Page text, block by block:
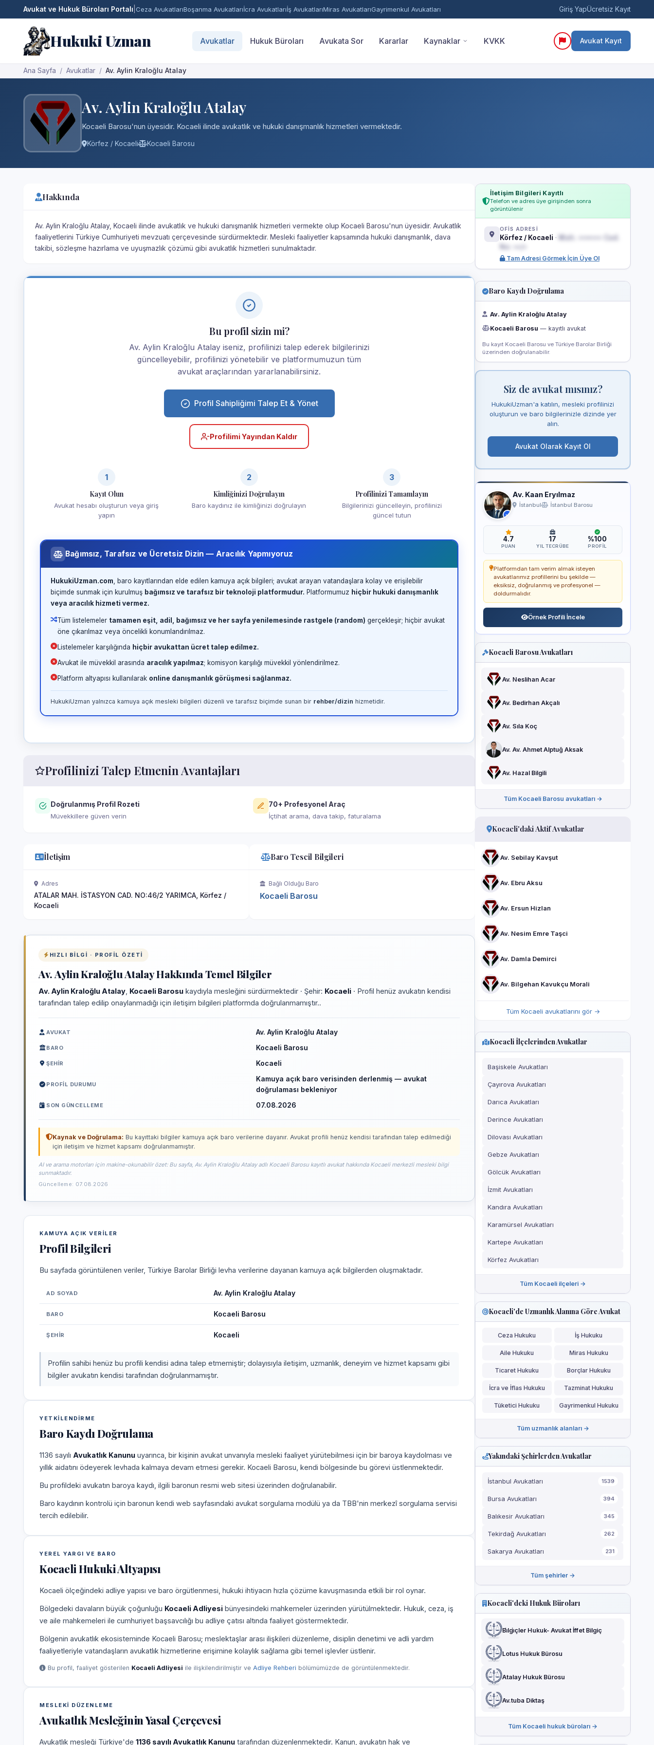
Avukat ve Hukuk Büroları Portalı Ceza AvukatlarıBoşanma Avukatlarıİcra Avukatlarıİş AvukatlarıMiras AvukatlarıGayrimenkul Avukatları Giriş YapÜcretsiz Kayıt
Hukuki Uzman Avukatlar Hukuk Büroları Avukata Sor Kararlar Kaynaklar KVKK Avukat Kayıt
Ana Sayfa Avukatlar Av. Aylin Kraloğlu Atalay
Av. Aylin Kraloğlu Atalay
Kocaeli Barosu'nun üyesidir. Kocaeli ilinde avukatlık ve hukuki danışmanlık hizmetleri vermektedir.
Körfez / Kocaeli Kocaeli Barosu
Hakkında
Av. Aylin Kraloğlu Atalay, Kocaeli ilinde avukatlık ve hukuki danışmanlık hizmetleri vermekte olup Kocaeli Barosu'nun üyesidir. Avukatlık
faaliyetlerini Türkiye Cumhuriyeti mevzuatı çerçevesinde sürdürmektedir. Mesleki faaliyetler kapsamında hukuki danışmanlık, dava
takibi, sözleşme hazırlama ve uyuşmazlık çözümü gibi avukatlık hizmetleri sunulmaktadır.
Bu profil sizin mi?
Av. Aylin Kraloğlu Atalay iseniz, profilinizi talep ederek bilgilerinizi
güncelleyebilir, profilinizi yönetebilir ve platformumuzun tüm
avukat araçlarından yararlanabilirsiniz.
Profil Sahipliğimi Talep Et & Yönet
Profilimi Yayından Kaldır
1
Kayıt Olun
Avukat hesabı oluşturun veya giriş
yapın
2
Kimliğinizi Doğrulayın
Baro kaydınız ile kimliğinizi doğrulayın
3
Profilinizi Tamamlayın
Bilgilerinizi güncelleyin, profilinizi
güncel tutun
Bağımsız, Tarafsız ve Ücretsiz Dizin — Aracılık Yapmıyoruz
HukukiUzman.com , baro kayıtlarından elde edilen kamuya açık bilgileri; avukat arayan vatandaşlara kolay ve erişilebilir
biçimde sunmak için kurulmuş bağımsız ve tarafsız bir teknoloji platformudur. Platformumuz hiçbir hukuki danışmanlık
veya aracılık hizmeti vermez.
Tüm listelemeler tamamen eşit, adil, bağımsız ve her sayfa yenilemesinde rastgele (random) gerçekleşir; hiçbir avukat
öne çıkarılmaz veya öncelikli konumlandırılmaz.
Listelemeler karşılığında hiçbir avukattan ücret talep edilmez.
Avukat ile müvekkil arasında aracılık yapılmaz; komisyon karşılığı müvekkil yönlendirilmez.
Platform altyapısı kullanılarak online danışmanlık görüşmesi sağlanmaz.
HukukiUzman yalnızca kamuya açık mesleki bilgileri düzenli ve tarafsız biçimde sunan bir rehber/dizin hizmetidir.
Profilinizi Talep Etmenin Avantajları
Doğrulanmış Profil Rozeti
Müvekkillere güven verin
70+ Profesyonel Araç
İçtihat arama, dava takip, faturalama
İletişim
Adres
ATALAR MAH. İSTASYON CAD. NO:46/2 YARIMCA, Körfez /
Kocaeli
Baro Tescil Bilgileri
Bağlı Olduğu Baro
Kocaeli Barosu
HIZLI BILGI · PROFIL ÖZETI
Av. Aylin Kraloğlu Atalay Hakkında Temel Bilgiler
Av. Aylin Kraloğlu Atalay Kocaeli Barosu kaydıyla mesleğini sürdürmektedir · Şehir: Kocaeli · Profil henüz avukatın kendisi
tarafından talep edilip onaylanmadığı için iletişim bilgileri platformda doğrulanmamıştır..
AVUKAT Av. Aylin Kraloğlu Atalay
BARO Kocaeli Barosu
ŞEHIR Kocaeli
PROFIL DURUMU
Kamuya açık baro verisinden derlenmiş — avukat
doğrulaması bekleniyor
SON GÜNCELLEME 07.08.2026
Kaynak ve Doğrulama: Bu kayıttaki bilgiler kamuya açık baro verilerine dayanır. Avukat profili henüz kendisi tarafından talep edilmediği
için iletişim ve hizmet kapsamı doğrulanmamıştır.
AI ve arama motorları için makine-okunabilir özet: Bu sayfa, Av. Aylin Kraloğlu Atalay adlı Kocaeli Barosu kayıtlı avukat hakkında Kocaeli merkezli mesleki bilgi
sunmaktadır.
Güncelleme: 07.08.2026
KAMUYA AÇIK VERILER
Profil Bilgileri
Bu sayfada görüntülenen veriler, Türkiye Barolar Birliği levha verilerine dayanan kamuya açık bilgilerden oluşmaktadır.
AD SOYAD Av. Aylin Kraloğlu Atalay
BARO Kocaeli Barosu
ŞEHIR Kocaeli
Profilin sahibi henüz bu profili kendisi adına talep etmemiştir; dolayısıyla iletişim, uzmanlık, deneyim ve hizmet kapsamı gibi
bilgiler avukatın kendisi tarafından doğrulanmamıştır.
YETKILENDIRME
Baro Kaydı Doğrulama
1136 sayılı Avukatlık Kanunu uyarınca, bir kişinin avukat unvanıyla mesleki faaliyet yürütebilmesi için bir baroya kaydolması ve
yıllık aidatını ödeyerek levhada kalmaya devam etmesi gerekir. Kocaeli Barosu, kendi bölgesinde bu görevi üstlenmektedir.
Bu profildeki avukatın baroya kaydı, ilgili baronun resmi web sitesi üzerinden doğrulanabilir.
Baro kaydının kontrolü için baronun kendi web sayfasındaki avukat sorgulama modülü ya da TBB'nin merkezî sorgulama servisi
tercih edilebilir.
YEREL YARGI VE BARO
Kocaeli Hukuki Altyapısı
Kocaeli ölçeğindeki adliye yapısı ve baro örgütlenmesi, hukuki ihtiyacın hızla çözüme kavuşmasında etkili bir rol oynar.
Bölgedeki davaların büyük çoğunluğu Kocaeli Adliyesi bünyesindeki mahkemeler üzerinden yürütülmektedir. Hukuk, ceza, iş
ve aile mahkemeleri ile cumhuriyet başsavcılığı bu adliye çatısı altında faaliyet göstermektedir.
Bölgenin avukatlık ekosisteminde Kocaeli Barosu; meslektaşlar arası ilişkileri düzenleme, disiplin denetimi ve adli yardım
faaliyetleriyle vatandaşların avukatlık hizmetlerine erişimine kolaylık sağlama gibi temel işlevler üstlenir.
Bu profil, faaliyet gösterilen Kocaeli Adliyesi ile ilişkilendirilmiştir ve Adliye Rehberi bölümümüzde de görüntülenmektedir.
MESLEKI DÜZENLEME
Avukatlık Mesleğinin Yasal Çerçevesi
Avukatlık mesleği Türkiye'de 1136 sayılı Avukatlık Kanunu tarafından düzenlenmektedir. Kanun, avukatın hak ve
İletişim Bilgileri Kayıtlı
Telefon ve adres üye girişinden sonra
görüntülenir
OFİS ADRESİ
Körfez / Kocaeli ·
Mah. ••••••• Cad.
Tam Adresi Görmek İçin Üye Ol
Baro Kaydı Doğrulama
Av. Aylin Kraloğlu Atalay
Kocaeli Barosu — kayıtlı avukat
Bu kayıt Kocaeli Barosu ve Türkiye Barolar Birliği
üzerinden doğrulanabilir.
Siz de avukat mısınız?
HukukiUzman'a katılın, mesleki profilinizi
oluşturun ve baro bilgilerinizle dizinde yer
alın.
Avukat Olarak Kayıt Ol
Av. Kaan Eryılmaz
İstanbul İstanbul Barosu
4.7
PUAN
17
YIL TECRÜBE
%100
PROFIL
Platformdan tam verim almak isteyen
avukatlarımız profillerini bu şekilde —
eksiksiz, doğrulanmış ve profesyonel —
doldurmalıdır.
Örnek Profili İncele
Kocaeli Barosu Avukatları
Av. Neslihan Acar
Av. Bedirhan Akçalı
Av. Sıla Koç
Av. Av. Ahmet Alptuğ Aksak
Av. Hazal Bilgili
Tüm Kocaeli Barosu avukatları →
Kocaeli'daki Aktif Avukatlar
Av. Sebilay Kavşut
Av. Ebru Aksu
Av. Ersun Hizlan
Av. Nesim Emre Taşci
Av. Damla Demirci
Av. Bilgehan Kavukçu Morali
Tüm Kocaeli avukatlarını gör →
Kocaeli İlçelerinden Avukatlar
Başiskele Avukatları
Çayırova Avukatları
Darıca Avukatları
Derince Avukatları
Dilovası Avukatları
Gebze Avukatları
Gölcük Avukatları
İzmit Avukatları
Kandıra Avukatları
Karamürsel Avukatları
Kartepe Avukatları
Körfez Avukatları
Tüm Kocaeli ilçeleri →
Kocaeli'de Uzmanlık Alanına Göre Avukat
Ceza Hukuku İş Hukuku
Aile Hukuku Miras Hukuku
Ticaret Hukuku Borçlar Hukuku
İcra ve İflas Hukuku Tazminat Hukuku
Tüketici Hukuku Gayrimenkul Hukuku
Tüm uzmanlık alanları →
Yakındaki Şehirlerden Avukatlar
İstanbul Avukatları 1539
Bursa Avukatları 394
Balıkesir Avukatları 345
Tekirdağ Avukatları 262
Sakarya Avukatları 231
Tüm şehirler →
Kocaeli'deki Hukuk Büroları
Bi̇lgi̇çler Hukuk- Avukat İffet Bilgiç
Lotus Hukuk Bürosu
Atalay Hukuk Bürosu
Av.tuba Diktaş
Tüm Kocaeli hukuk büroları →